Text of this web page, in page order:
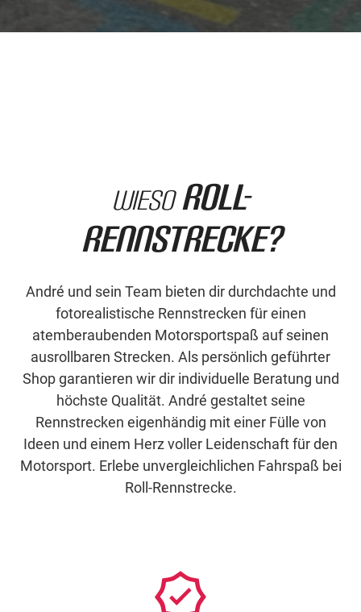
Wieso Roll-
Rennstrecke?
André und sein Team bieten dir durchdachte und
fotorealistische Rennstrecken für einen
atemberaubenden Motorsportspaß auf seinen
ausrollbaren Strecken. Als persönlich geführter
Shop garantieren wir dir individuelle Beratung und
höchste Qualität. André gestaltet seine
Rennstrecken eigenhändig mit einer Fülle von
Ideen und einem Herz voller Leidenschaft für den
Motorsport. Erlebe unvergleichlichen Fahrspaß bei
Roll-Rennstrecke.